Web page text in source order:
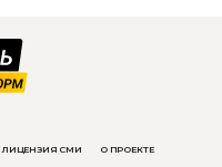
ЛИЦЕНЗИЯ СМИ О ПРОЕКТЕ